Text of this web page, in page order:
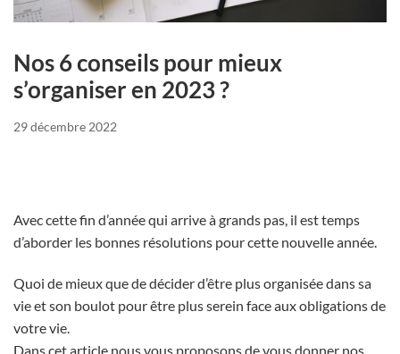
Nos 6 conseils pour mieux
s’organiser en 2023 ?
29 décembre 2022
Avec cette fin d’année qui arrive à grands pas, il est temps
d’aborder les bonnes résolutions pour cette nouvelle année.
Quoi de mieux que de décider d’être plus organisée dans sa
vie et son boulot pour être plus serein face aux obligations de
votre vie.
Dans cet article nous vous proposons de vous donner nos